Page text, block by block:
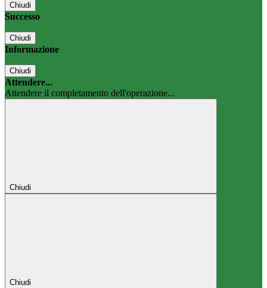
Chiudi
Successo
Chiudi
Informazione
Chiudi
Attendere...
Attendere il completamento dell'operazione...
Chiudi
Chiudi